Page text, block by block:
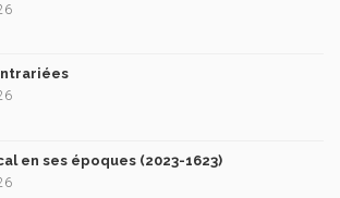
en ses époques (2023-1623)